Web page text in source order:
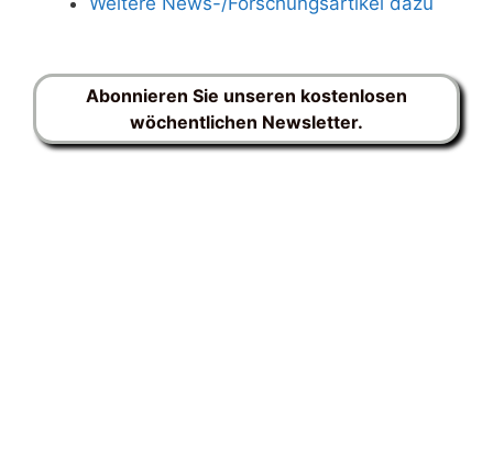
Abonnieren Sie unseren kostenlosen
wöchentlichen Newsletter.